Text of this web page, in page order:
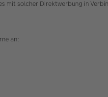
mit solcher Direktwerbung in
an: